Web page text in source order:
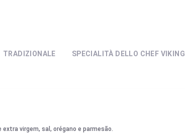
TRADIZIONALE SPECIALITÀ DELLO CHEF VIKING
virgem, sal, orégano e parmesão.